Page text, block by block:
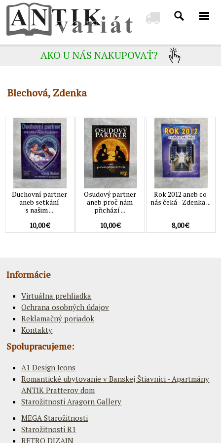
AKO U NÁS NAKUPOVAŤ?
Blechová, Zdenka
Duchovní partner
aneb setkání
s našim ...
10,00 €
Osudový partner
aneb proč nám
přichází ...
10,00 €
Rok 2012 aneb co
nás čeká - Zdenka ...
8,00 €
Informácie
Virtuálna prehliadka
Ochrana osobných údajov
Reklamačný poriadok
Kontakty
Spolupracujeme:
A1 Design Icons
Romantické ubytovanie v Banskej Štiavnici - Apartmány
ANTIK Pratterov dom
Starožitnosti Aragorn Gallery
MEGA Starožitnosti
Starožitnosti R1
RETRO DIZAJN